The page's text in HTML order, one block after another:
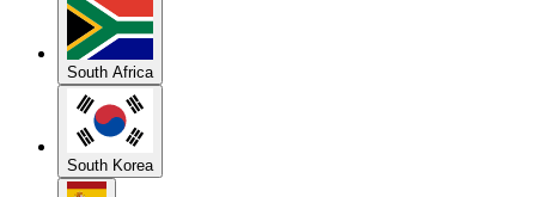
South Africa
South Korea